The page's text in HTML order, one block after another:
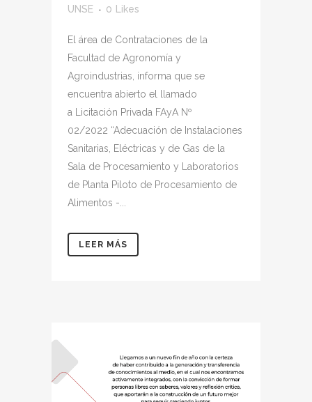
UNSE
0 Likes
El área de Contrataciones de la
Facultad de Agronomía y
Agroindustrias, informa que se
encuentra abierto el llamado
a Licitación Privada FAyA Nº
02/2022 “Adecuación de Instalaciones
Sanitarias, Eléctricas y de Gas de la
Sala de Procesamiento y Laboratorios
de Planta Piloto de Procesamiento de
Alimentos -...
LEER MÁS